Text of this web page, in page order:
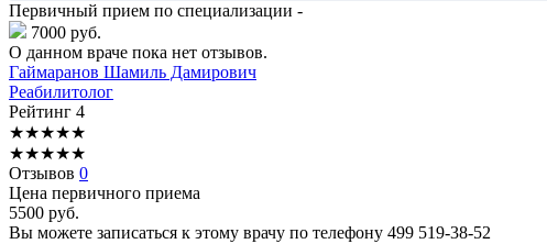
Первичный прием по специализации -
7000 руб.
О данном враче пока нет отзывов.
Гаймаранов Шамиль Дамирович
Реабилитолог
Рейтинг 4
★★★★★
★★★★★
Отзывов 0
Цена первичного приема
5500 руб.
Вы можете записаться к этому врачу по телефону 499 519-38-52